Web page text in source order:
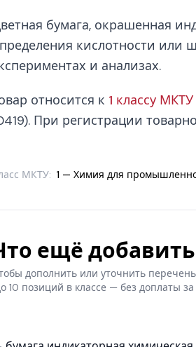
бумага, окрашенная
кислотности или
и анализах.
относится к 1 классу
При регистрации
МКТУ: 1 — Химия для
ещё добавить
дополнить или уточнить
10 позиций в классе — без доплаты